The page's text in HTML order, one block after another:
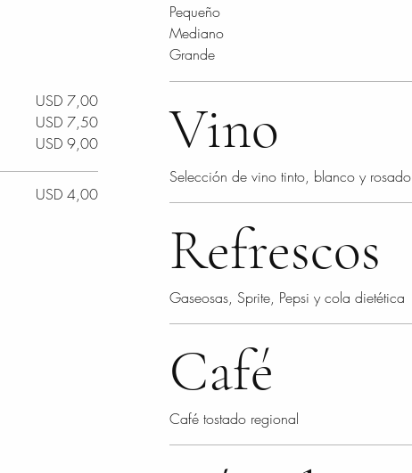
USD 7,00
USD 7,50
USD 9,00
USD 4,00
Pequeño
Mediano
Grande
Vino
Selección de vino tinto, blanco y rosado
Refrescos
Gaseosas, Sprite, Pepsi y cola dietética
Café
Café tostado regional